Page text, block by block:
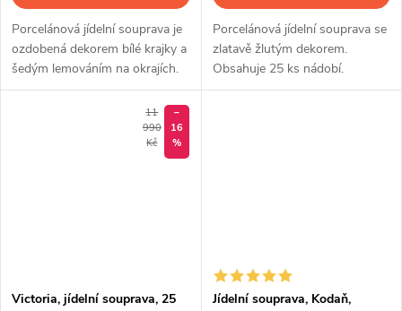
Porcelánová jídelní souprava je
ozdobená dekorem bílé krajky a
šedým lemováním na okrajích.
Sada obsahuje 25 kusů nádobí.
Porcelánová jídelní souprava se
zlatavě žlutým dekorem.
Obsahuje 25 ks nádobí.
11
990
Kč
–
16
%
Victoria, jídelní souprava, 25
Jídelní souprava, Kodaň,